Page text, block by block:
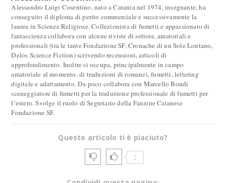
Alessandro Luigi Cosentino, nato a Catania nel 1974, insegnante, ha
conseguito il diploma di perito commerciale e successivamente la
laurea in Scienze Religiose. Collezionista di fumetti e appassionato di
fantascienza collabora con alcune riviste di settore, amatoriali e
professionali (tra le tante Fondazione SF, Cronache di un Sole Lontano,
Delos Science Fiction) scrivendo recensioni, articoli di
approfondimento. Inoltre si occupa, principalmente in campo
amatoriale al momento, di traduzioni di romanzi, fumetti, lettering
digitale e adattamento. Da poco collabora con Marcello Bondi
sceneggiatore di fumetti per la traduzione professionale di fumetti per
l’estero. Svolge il ruolo di Segretario della Fanzine Catanese
Fondazione SF.
Questo articolo ti è piaciuto?
2